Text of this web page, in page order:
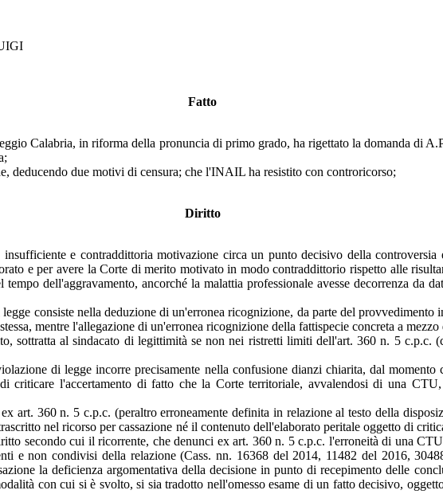
Fatto
Calabria, in riforma della pronuncia di primo grado, ha rigettato la domanda di
deducendo due motivi di censura; che l'INAIL ha resistito con controricorso;
Diritto
e contraddittoria motivazione circa un punto decisivo della
e per avere la Corte di merito motivato in modo contraddittorio rispetto alle
tempo dell'aggravamento, ancorché la malattia professionale avesse decorrenza da
consiste nella deduzione di un'erronea ricognizione, da parte del provvedimento
mentre l'allegazione di un'erronea ricognizione della fattispecie concreta a
sottratta al sindacato di legittimità se non nei ristretti limiti dell'art. 360 n. 5 c.p.c.
di legge incorre precisamente nella confusione dianzi chiarita, dal
criticare l'accertamento di fatto che la Corte territoriale, avvalendosi di una
art. 360 n. 5 c.p.c. (peraltro erroneamente definita in relazione al testo della
nel ricorso per cassazione né il contenuto dell'elaborato peritale oggetto di
secondo cui il ricorrente, che denunci ex art. 360 n. 5 c.p.c. l'erroneità di una
e non condivisi della relazione (Cass. nn. 16368 del 2014, 11482 del 2016,
la deficienza argomentativa della decisione in punto di recepimento delle
con cui si è svolto, si sia tradotto nell'omesso esame di un fatto decisivo,